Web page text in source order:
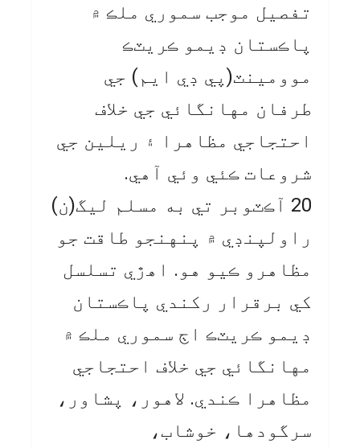
تفصيل موجب سموري ملڪ ۾
پاڪستان ڊيمو ڪريٽڪ
موومينٽ(پي ڊي ايم) جي
طرفان مهانگائي جي خلاف
احتجاجي مظاهرا ۽ ريلين جي
شروعات ڪئي وئي آهي.
20 آڪٽوبر تي به مسلم ليگ(ن)
راولپنڊي ۾ پنهنجو طاقت جو
مظاهرو ڪيو هو. اهڙي تسلسل
کي برقرار رکندي پاڪستان
ڊيمو ڪريٽڪ اڄ سموري ملڪ ۾
مهانگائي جي خلاف احتجاجي
مظاهرا ڪندي. لاهور، پشاور،
سرگودها، خوشاب،